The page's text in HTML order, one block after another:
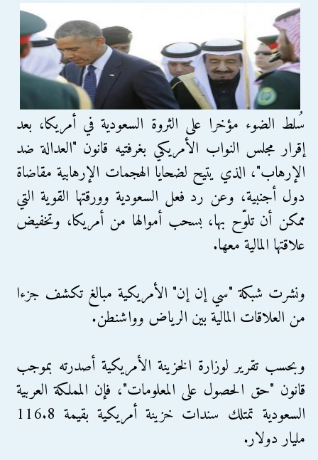
سُلط الضوء مؤخرا على الثروة السعودية في أمريكا، بعد
إقرار مجلس النواب الأمريكي بغرفتيه قانون "العدالة ضد
الإرهاب"، الذي يتيح لضحايا الهجمات الإرهابية مقاضاة
دول أجنبية، وعن رد فعل السعودية وورقتها القوية التي
ممكن أن تلوّح بها، بسحب أموالها من أمريكا، وتخفيض
علاقتها المالية معها.
ونشرت شبكة "سي إن إن" الأمريكية مبالغ تكشف جزءا
من العلاقات المالية بين الرياض وواشنطن.
وبحسب تقرير لوزارة الخزينة الأمريكية أصدرته بموجب
قانون "حق الحصول على المعلومات"، فإن المملكة العربية
السعودية تمتلك سندات خزينة أمريكية بقيمة 116.8
مليار دولار.